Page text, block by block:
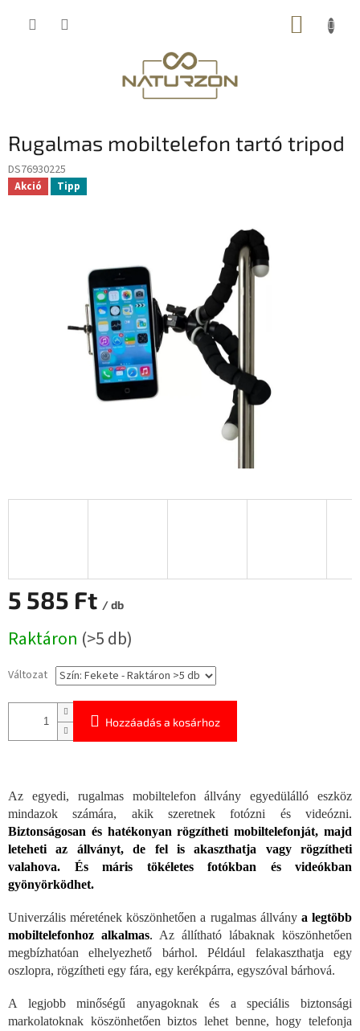
KOSÁR
Rugalmas mobiltelefon tartó tripod
DS76930225
Akció Tipp
5 585 Ft / db
Raktáron (>5 db)
Változat
Hozzáadás a kosárhoz
Az egyedi, rugalmas mobiltelefon állvány egyedülálló eszköz
mindazok számára, akik szeretnek fotózni és videózni.
Biztonságosan és hatékonyan rögzítheti mobiltelefonját, majd
leteheti az állványt, de fel is akaszthatja vagy rögzítheti
valahova. És máris tökéletes fotókban és videókban
gyönyörködhet.
Univerzális méretének köszönhetően a rugalmas állvány a legtöbb
mobiltelefonhoz alkalmas. Az állítható lábaknak köszönhetően
megbízhatóan elhelyezhető bárhol. Például felakaszthatja egy
oszlopra, rögzítheti egy fára, egy kerékpárra, egyszóval bárhová.
A legjobb minőségű anyagoknak és a speciális biztonsági
markolatoknak köszönhetően biztos lehet benne, hogy telefonja